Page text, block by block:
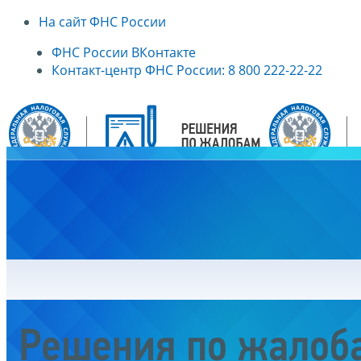
На сайт ФНС России
ФНС России ВКонтакте
Контакт-центр ФНС России: 8 800 222-22-22
Решения по